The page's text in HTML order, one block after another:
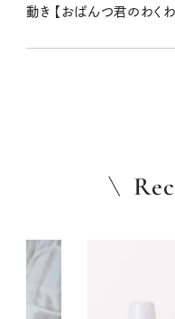
動き 【おぱんつ君のわくわ